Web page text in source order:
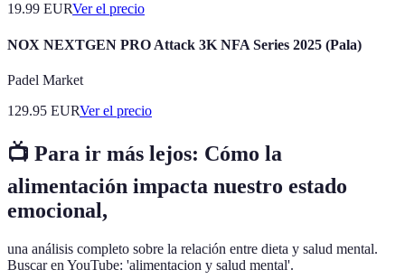
19.99 EURVer el precio
NOX NEXTGEN PRO Attack 3K NFA Series 2025 (Pala)
Padel Market
129.95 EURVer el precio
📺 Para ir más lejos: Cómo la
alimentación impacta nuestro estado
emocional,
una análisis completo sobre la relación entre dieta y salud mental.
Buscar en YouTube: 'alimentacion y salud mental'.